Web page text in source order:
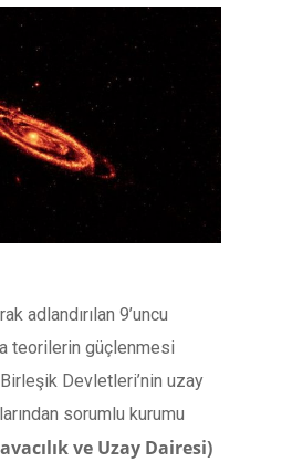
adlandırılan 9’uncu
teorilerin güçlenmesi
Devletleri’nin uzay
sorumlu kurumu
ve Uzay Dairesi)